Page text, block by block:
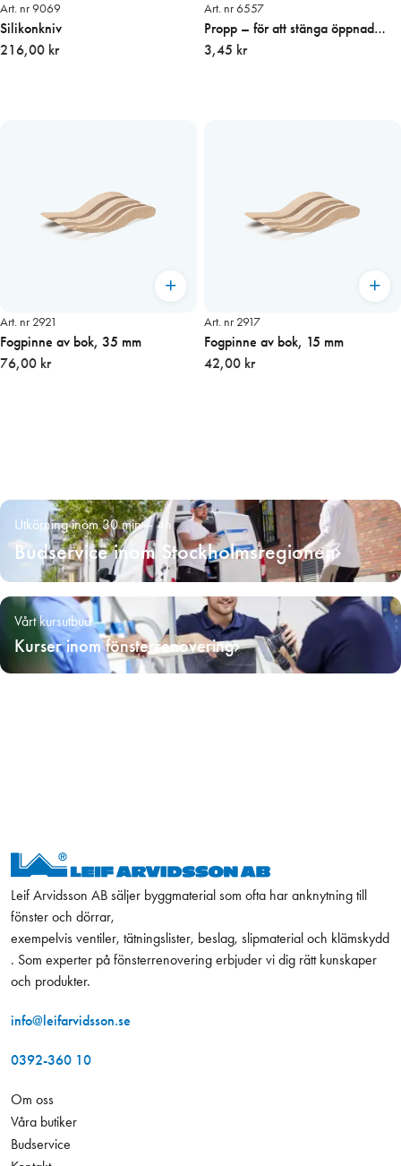
Art. nr 9069
Silikonkniv
216,00 kr
Art. nr 6557
Propp – för att stänga öppnad
patron
3,45 kr
Art. nr 2921
Fogpinne av bok, 35 mm
76,00 kr
Art. nr 2917
Fogpinne av bok, 15 mm
42,00 kr
Utkörning inom 30 min – 4h
Budservice inom Stockholmsregionen
Vårt kursutbud
Kurser inom fönsterrenovering
Leif Arvidsson AB säljer byggmaterial som ofta har anknytning till
fönster och dörrar,
exempelvis ventiler, tätningslister, beslag, slipmaterial och klämskydd
. Som experter på fönsterrenovering erbjuder vi dig rätt kunskaper
och produkter.
info@leifarvidsson.se
0392-360 10
Om oss
Våra butiker
Budservice